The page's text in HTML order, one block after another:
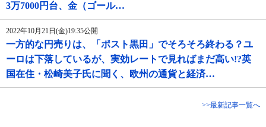
3万7000円台、金（ゴール…
2022年10月21日(金)19:35公開
一方的な円売りは、「ポスト黒田」でそろそろ終わる？ユ
ーロは下落しているが、実効レートで見ればまだ高い!?英
国在住・松崎美子氏に聞く、欧州の通貨と経済…
>>最新記事一覧へ